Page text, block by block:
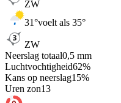
ZW
31°voelt als 35°
ZW
Neerslag totaal0,5 mm
Luchtvochtigheid62%
Kans op neerslag15%
Uren zon13